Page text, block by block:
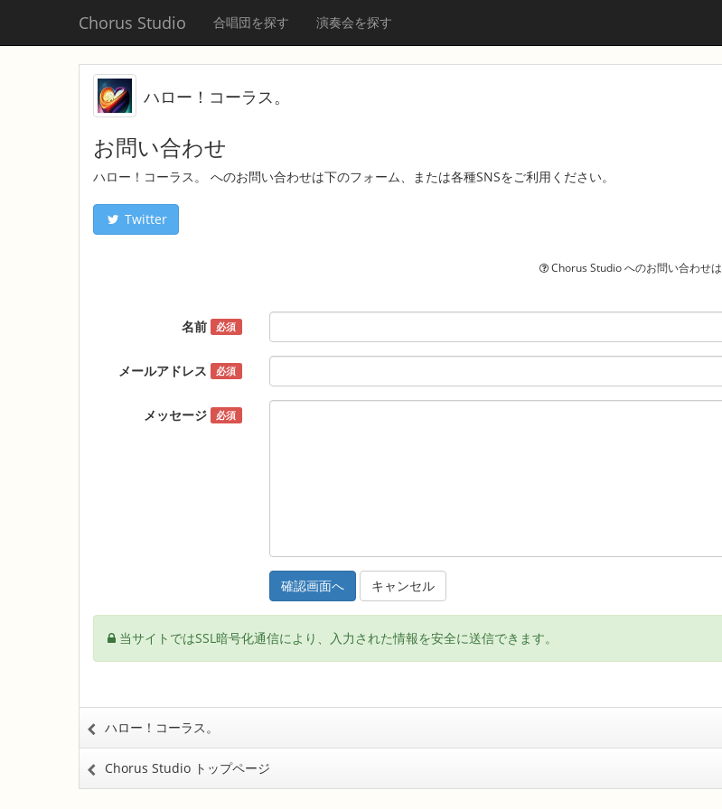
Chorus Studio 合唱団を探す 演奏会を探す
ハロー！コーラス。
お問い合わせ
ハロー！コーラス。 へのお問い合わせは下のフォーム、または各種SNSをご利用ください。
Twitter
Chorus Studio へのお問い合わせは
名前 必須
メールアドレス 必須
メッセージ 必須
キャンセル
当サイトではSSL暗号化通信により、入力された情報を安全に送信できます。
ハロー！コーラス。
Chorus Studio トップページ